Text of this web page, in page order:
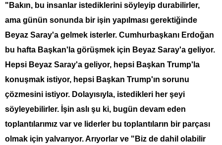
"Bakın, bu insanlar istediklerini söyleyip durabilirler,
ama günün sonunda bir işin yapılması gerektiğinde
Beyaz Saray'a gelmek isterler. Cumhurbaşkanı Erdoğan
bu hafta Başkan'la görüşmek için Beyaz Saray'a geliyor.
Hepsi Beyaz Saray'a geliyor, hepsi Başkan Trump'la
konuşmak istiyor, hepsi Başkan Trump'ın sorunu
çözmesini istiyor. Dolayısıyla, istedikleri her şeyi
söyleyebilirler. İşin aslı şu ki, bugün devam eden
toplantılarımız var ve liderler bu toplantıların bir parçası
olmak için yalvarıyor. Arıyorlar ve "Biz de dahil olabilir